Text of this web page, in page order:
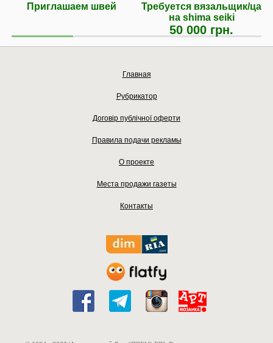
Приглашаем швей
Требуется вязальщик/ца
на shima seiki
50 000 грн.
Главная
Рубрикатор
Договір публічної оферти
Правила подачи рекламы
О проекте
Места продажи газеты
Контакты